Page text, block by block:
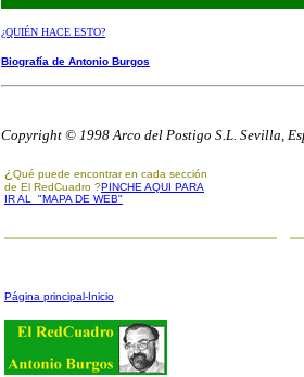
¿QUIÉN HACE ESTO?
Biografía de Antonio Burgos
Copyright © 1998 Arco del Postigo S.L. Sevilla,
¿ Qué puede encontrar en cada sección
de El RedCuadro ?PINCHE AQUI PARA
IR AL "MAPA DE WEB"
Página principal-Inicio